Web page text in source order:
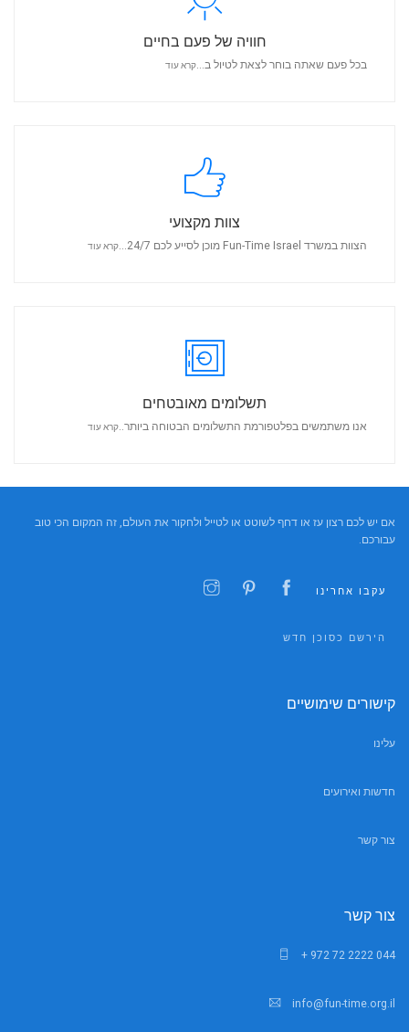
חוויה של פעם בחיים
בכל פעם שאתה בוחר לצאת לטיול ב... קרא עוד
צוות מקצועי
הצוות במשרד Fun-Time Israel מוכן לסייע לכם 24/7... קרא עוד
תשלומים מאובטחים
אנו משתמשים בפלטפורמת התשלומים הבטוחה ביותר.. קרא עוד
אם יש לכם רצון עז או דחף לשוטט או לטייל ולחקור את העולם, זה המקום הכי טוב
עבורכם.
עקבו אחרינו
הירשם כסוכן חדש
קישורים שימושיים
עלינו
חדשות ואירועים
צור קשר
צור קשר
+ 972 72 2222 044
info@fun-time.org.il